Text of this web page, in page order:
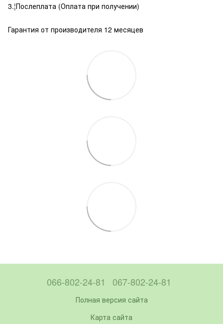
3.¦Послеплата (Оплата при получении)
Гарантия от производителя 12 месяцев
066-802-24-81 067-802-24-81
Полная версия сайта
Карта сайта